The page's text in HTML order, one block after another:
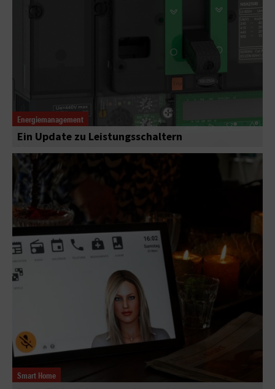
Energiemanagement
Ein Update zu Leistungsschaltern
Smart Home